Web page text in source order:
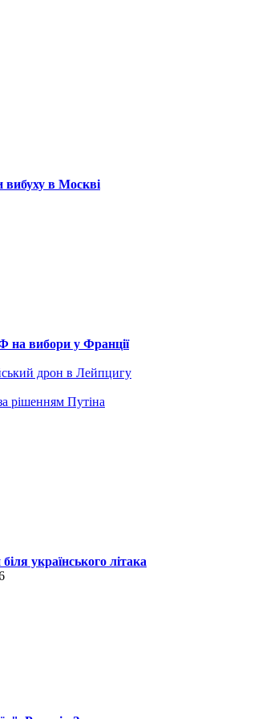
вибуху в Москві
на вибори у Франції
дрон в Лейпцигу
рішенням Путіна
українського літака